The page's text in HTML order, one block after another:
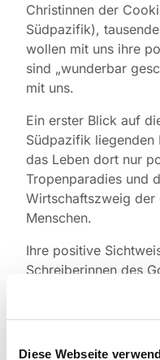
Diese Webseite
Christinnen der
Südpazifik),
wollen mit uns ihre
sind „wunderbar
mit uns.
Ein erster Blick auf
Südpazifik liegenden
das Leben dort nur
Tropenparadies und
Wirtschaftszweig
Menschen.
Ihre positive
Schreiberinnen des
problematischer
der Menschen